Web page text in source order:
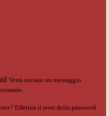
Verrà inviato un messaggio
Effettua il reset della password